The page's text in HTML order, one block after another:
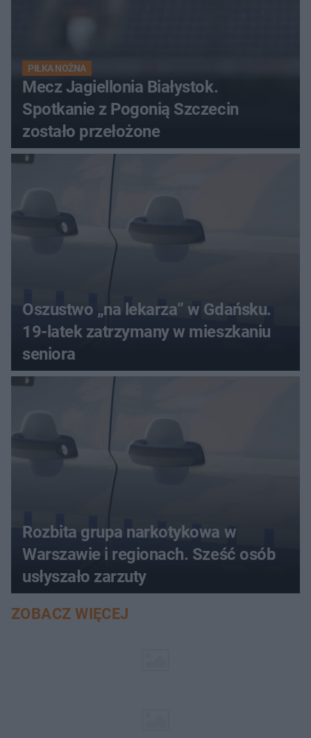
PIŁKA NOŻNA
Mecz Jagiellonia Białystok.
Spotkanie z Pogonią Szczecin
zostało przełożone
Oszustwo „na lekarza” w Gdańsku.
19-latek zatrzymany w mieszkaniu
seniora
Rozbita grupa narkotykowa w
Warszawie i regionach. Sześć osób
usłyszało zarzuty
ZOBACZ WIĘCEJ